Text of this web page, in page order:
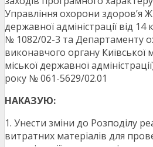
Управління охорони здоров’я
державної адміністрації від 14
№ 1082/02-3 та Департаменту
виконавчого органу Київської
міської державної
року № 061-5629/02.01
НАКАЗУЮ:
1. Унести зміни до Розподілу
витратних матеріалів для